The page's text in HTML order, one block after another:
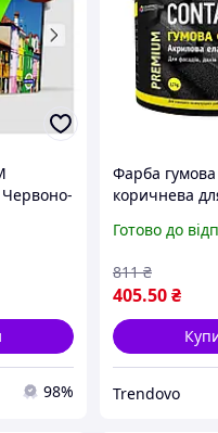
Червоно-
98%
Фарба
коричнева
води 1,2кг ТМ
Готово до
405.50₴
811 ₴
Trendovo